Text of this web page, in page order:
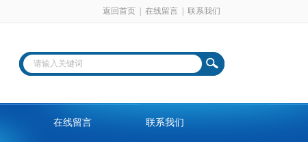
返回首页 在线留言 联系我们
在线留言 联系我们